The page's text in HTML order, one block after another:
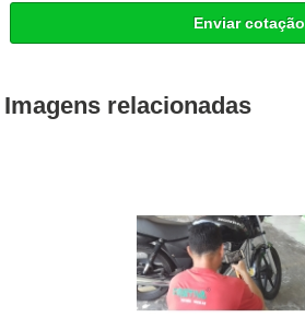
Enviar cotação
Imagens relacionadas